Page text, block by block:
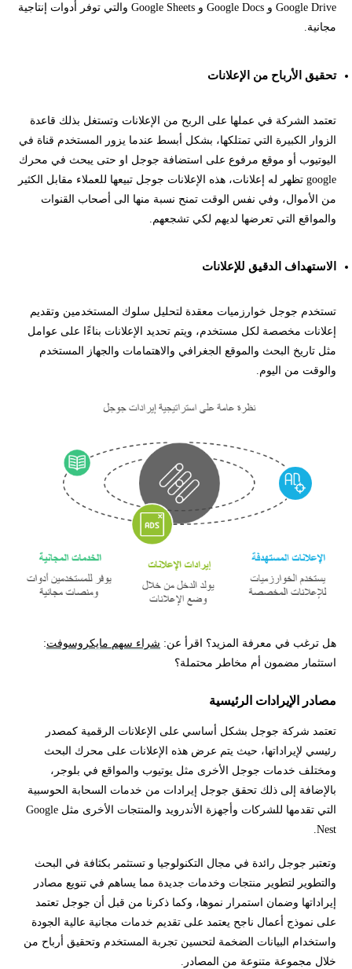
Google Drive و Google Docs و Google Sheets والتي توفر أدوات إنتاجية
مجانية.
تحقيق الأرباح من الإعلانات
تعتمد الشركة في عملها على الربح من الإعلانات وتستغل بذلك قاعدة
الزوار الكبيرة التي تمتلكها، بشكل أبسط عندما يزور المستخدم قناة في
اليوتيوب أو موقع مرفوع على استضافة جوجل او حتى يبحث في محرك
google تظهر له إعلانات، هذه الإعلانات جوجل تبيعها للعملاء مقابل الكثير
من الأموال، وفي نفس الوقت تمنح نسبة منها الى أصحاب القنوات
والمواقع التي تعرضها لديهم لكي تشجعهم.
الاستهداف الدقيق للإعلانات
تستخدم جوجل خوارزميات معقدة لتحليل سلوك المستخدمين وتقديم
إعلانات مخصصة لكل مستخدم، ويتم تحديد الإعلانات بناءًا على عوامل
مثل تاريخ البحث والموقع الجغرافي والاهتمامات والجهاز المستخدم
والوقت من اليوم.
هل ترغب في معرفة المزيد؟ اقرأ عن: شراء سهم مايكروسوفت:
استثمار مضمون أم مخاطر محتملة؟
مصادر الإيرادات الرئيسية
تعتمد شركة جوجل بشكل أساسي على الإعلانات الرقمية كمصدر
رئيسي لإيراداتها، حيث يتم عرض هذه الإعلانات على محرك البحث
ومختلف خدمات جوجل الأخرى مثل يوتيوب والمواقع في بلوجر،
بالإضافة إلى ذلك تحقق جوجل إيرادات من خدمات السحابة الحوسبية
التي تقدمها للشركات وأجهزة الأندرويد والمنتجات الأخرى مثل Google
Nest.
وتعتبر جوجل رائدة في مجال التكنولوجيا و تستثمر بكثافة في البحث
والتطوير لتطوير منتجات وخدمات جديدة مما يساهم في تنويع مصادر
إيراداتها وضمان استمرار نموها، وكما ذكرنا من قبل أن جوجل تعتمد
على نموذج أعمال ناجح يعتمد على تقديم خدمات مجانية عالية الجودة
واستخدام البيانات الضخمة لتحسين تجربة المستخدم وتحقيق أرباح من
خلال مجموعة متنوعة من المصادر.